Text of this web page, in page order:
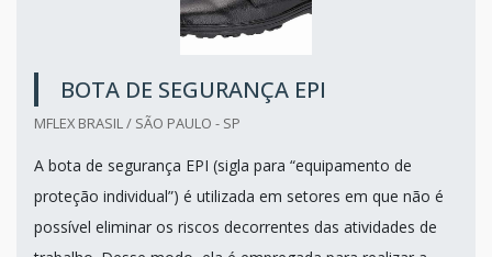
BOTA DE SEGURANÇA EPI
MFLEX BRASIL / SÃO PAULO - SP
A bota de segurança EPI (sigla para “equipamento de
proteção individual”) é utilizada em setores em que não é
possível eliminar os riscos decorrentes das atividades de